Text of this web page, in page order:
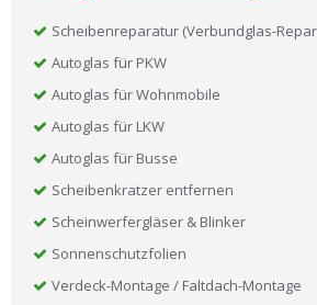
Scheibenreparatur (Verbundglas-
Autoglas für PKW
Autoglas für Wohnmobile
Autoglas für LKW
Autoglas für Busse
Scheibenkratzer entfernen
Scheinwerfergläser & Blinker
Sonnenschutzfolien
Verdeck-Montage / Faltdach-Montage